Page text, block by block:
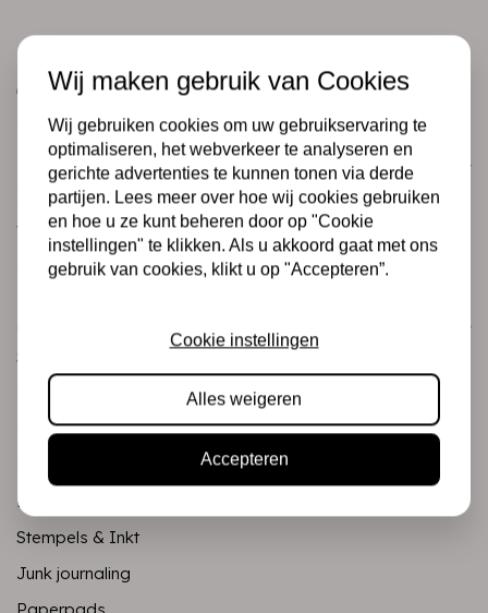
Klantenservice
Informatie
Verzending en retourneren
Betalingsmogelijkheden
Scrapbooking
PRE-ORDERS
Merken
Stempels & Inkt
Junk journaling
Wij maken gebruik van Cookies
Wij gebruiken cookies om uw gebruikservaring te
optimaliseren, het webverkeer te analyseren en
gerichte advertenties te kunnen tonen via derde
partijen. Lees meer over hoe wij cookies gebruiken
en hoe u ze kunt beheren door op "Cookie
instellingen" te klikken. Als u akkoord gaat met ons
gebruik van cookies, klikt u op "Accepteren”.
Cookie instellingen
Alles weigeren
Accepteren